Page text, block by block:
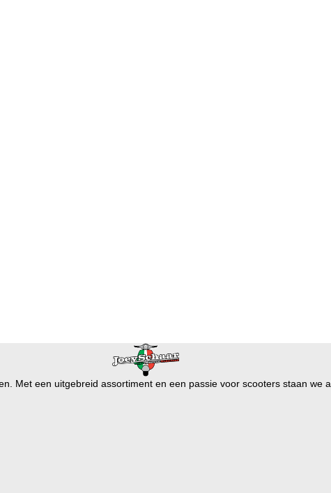
Met een uitgebreid assortiment en een passie voor scooters staan we